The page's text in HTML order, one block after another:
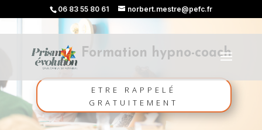
06 83 55 80 61 norbert.mestre@pefc.fr
Formation hypno-coach
ETRE RAPPELÉ
GRATUITEMENT